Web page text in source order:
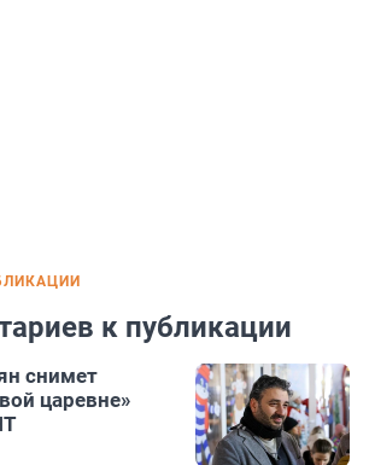
к публикации
снимет
царевне»